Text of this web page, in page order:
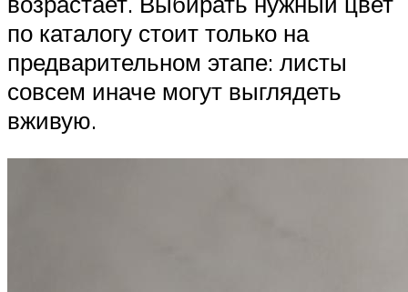
по каталогу стоит только на
предварительном этапе: листы
совсем иначе могут выглядеть
вживую.